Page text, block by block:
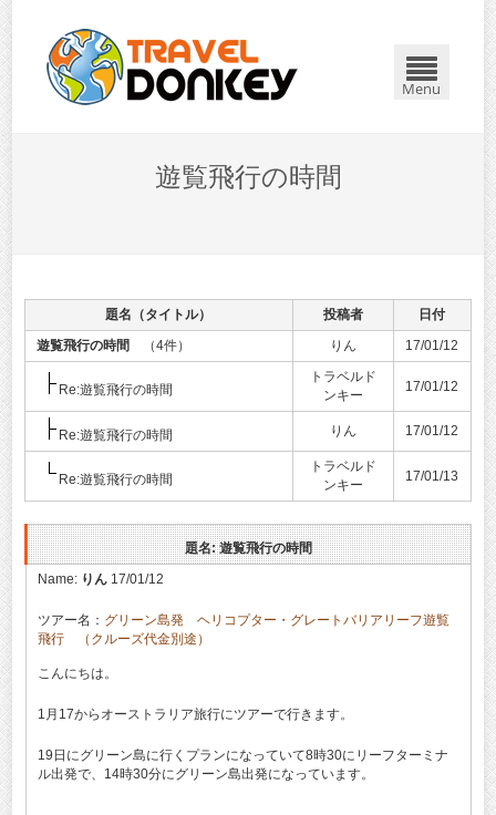
Menu
遊覧飛行の時間
題名（タイトル） 投稿者
日付
遊覧飛行の時間 （4件） りん 17/01/12
Re:遊覧飛行の時間
トラベルド
ンキー
17/01/12
Re:遊覧飛行の時間 りん 17/01/12
Re:遊覧飛行の時間
トラベルド
ンキー
17/01/13
題名: 遊覧飛行の時間
Name: りん17/01/12
ツアー名： グリーン島発 ヘリコプター・グレートバリアリーフ遊覧
飛行 （クルーズ代金別途）
こんにちは。
1月17からオーストラリア旅行にツアーで行きます。
19日にグリーン島に行くプランになっていて8時30にリーフターミナ
ル出発で、14時30分にグリーン島出発になっています。